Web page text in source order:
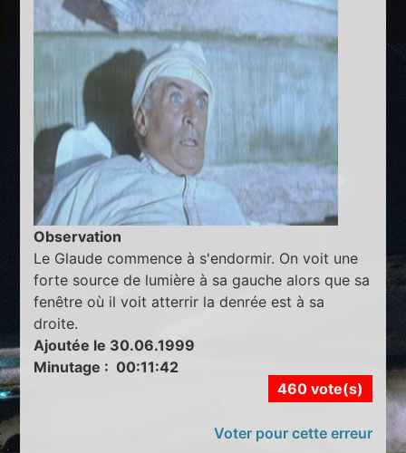
Observation
Le Glaude commence à s'endormir. On voit une
forte source de lumière à sa gauche alors que sa
fenêtre où il voit atterrir la denrée est à sa
droite.
Ajoutée le 30.06.1999
Minutage : 00:11:42
460 vote(s)
Voter pour cette erreur